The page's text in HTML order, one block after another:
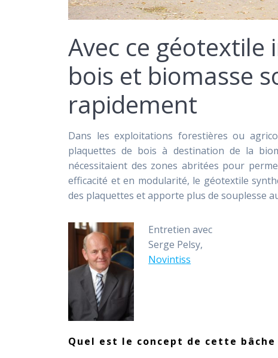
Avec ce
bois et biomasse
rapidement
Dans les exploitations forestières ou
plaquettes de bois à destination de la
nécessitaient des zones abritées pour
efficacité et en modularité, le géotextile
des plaquettes et apporte plus de souplesse
Entretien avec
Serge Pelsy,
Novintiss
Quel est le concept de cette bâche